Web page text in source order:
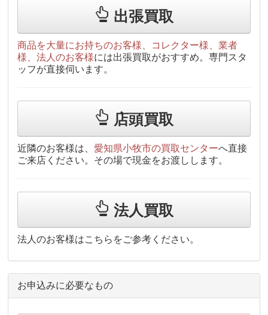
出張買取
商品を大量にお持ちのお客様、コレクター様、業者
様、法人のお客様には出張買取がおすすめ。専門スタ
ッフが直接伺います。
店頭買取
近隣のお客様は、愛知県小牧市の買取センターへ直接
ご来店ください。その場で現金をお渡しします。
法人買取
法人のお客様はこちらをご参考ください。
お申込みに必要なもの